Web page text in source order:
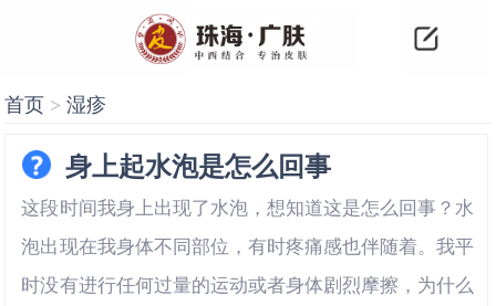
首页 >湿疹
身上起水泡是怎么回事
这段时间我身上出现了水泡，想知道这是怎么回事？水
泡出现在我身体不同部位，有时疼痛感也伴随着。我平
时没有进行任何过量的运动或者身体剧烈摩擦，为什么